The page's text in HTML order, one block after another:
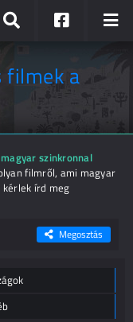
filmek a
szinkronnal
filmről, ami magyar
írd meg
Megosztás